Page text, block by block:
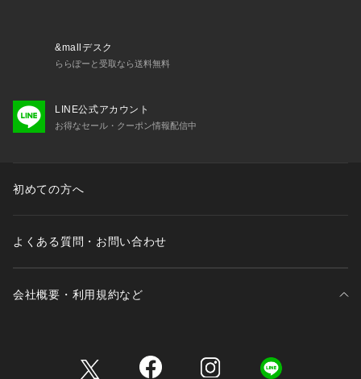
&mallデスク
ららぽーと受取なら送料無料
LINE公式アカウント
お得なセール・クーポン情報配信中
初めての方へ
よくある質問・お問い合わせ
会社概要・利用規約など